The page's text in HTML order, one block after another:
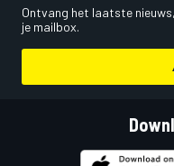
Ontvang het laatste
je mailbox.